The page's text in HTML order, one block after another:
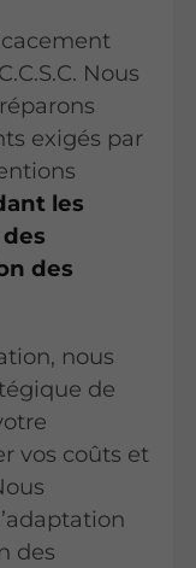
Nous
exigés par
les
des
nous
de
vos coûts et
des